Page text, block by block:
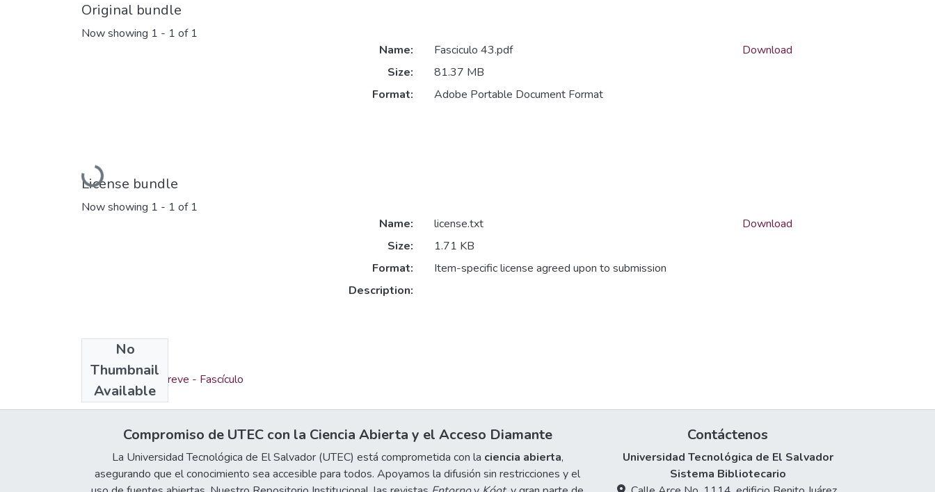
Original bundle
Now showing 1 - 1 of 1
Loading...
Name:
Fasciculo 43.pdf
Size:
81.37 MB
Format:
Adobe Portable Document Format
Download
License bundle
Now showing 1 - 1 of 1
No
Thumbnail
Available
Name:
license.txt
Size:
1.71 KB
Format:
Item-specific license agreed upon to submission
Description:
Download
Collections
Investigación en breve - Fascículo
Compromiso de UTEC con la Ciencia Abierta y el Acceso Diamante
La Universidad Tecnológica de El Salvador (UTEC) está comprometida con la ciencia abierta,
asegurando que el conocimiento sea accesible para todos. Apoyamos la difusión sin restricciones y el
Contáctenos
Universidad Tecnológica de El Salvador
Sistema Bibliotecario